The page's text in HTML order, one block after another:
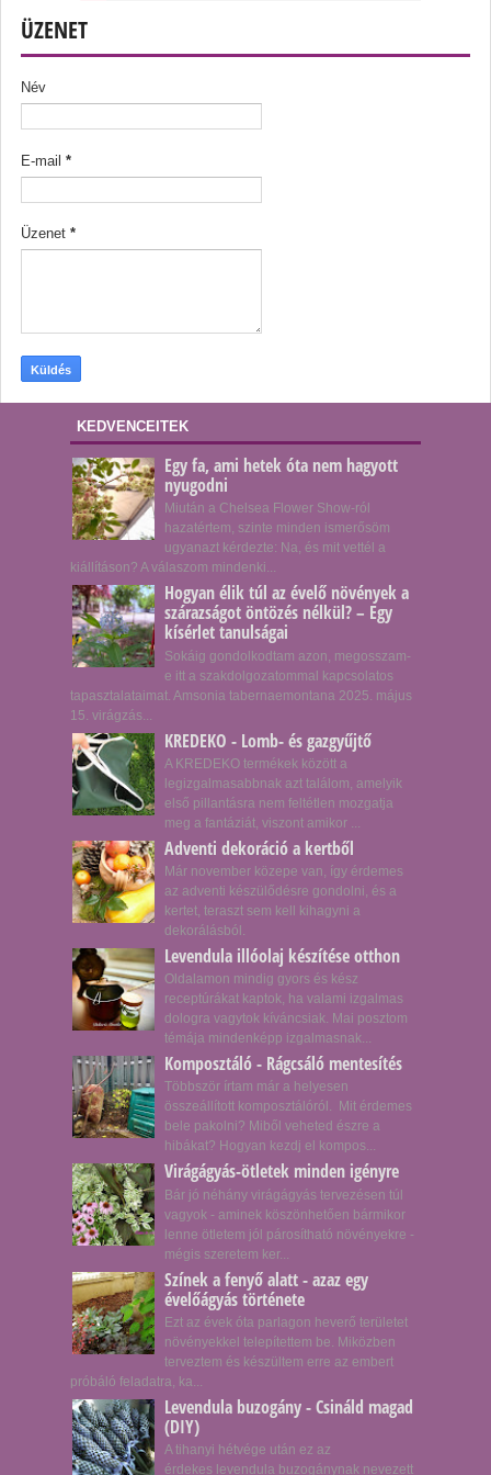
ÜZENET
Név
E-mail *
Üzenet *
KEDVENCEITEK
Egy fa, ami hetek óta nem hagyott
nyugodni
Miután a Chelsea Flower Show-ról
hazatértem, szinte minden ismerősöm
ugyanazt kérdezte: Na, és mit vettél a
kiállításon? A válaszom mindenki...
Hogyan élik túl az évelő növények a
szárazságot öntözés nélkül? – Egy
kísérlet tanulságai
Sokáig gondolkodtam azon, megosszam-
e itt a szakdolgozatommal kapcsolatos
tapasztalataimat. Amsonia tabernaemontana 2025. május
15. virágzás...
KREDEKO - Lomb- és gazgyűjtő
A KREDEKO termékek között a
legizgalmasabbnak azt találom, amelyik
első pillantásra nem feltétlen mozgatja
meg a fantáziát, viszont amikor ...
Adventi dekoráció a kertből
Már november közepe van, így érdemes
az adventi készülődésre gondolni, és a
kertet, teraszt sem kell kihagyni a
dekorálásból.
Levendula illóolaj készítése otthon
Oldalamon mindig gyors és kész
receptúrákat kaptok, ha valami izgalmas
dologra vagytok kíváncsiak. Mai posztom
témája mindenképp izgalmasnak...
Komposztáló - Rágcsáló mentesítés
Többször írtam már a helyesen
összeállított komposztálóról. Mit érdemes
bele pakolni? Miből veheted észre a
hibákat? Hogyan kezdj el kompos...
Virágágyás-ötletek minden igényre
Bár jó néhány virágágyás tervezésen túl
vagyok - aminek köszönhetően bármikor
lenne ötletem jól párosítható növényekre -
mégis szeretem ker...
Színek a fenyő alatt - azaz egy
évelőágyás története
Ezt az évek óta parlagon heverő területet
növényekkel telepítettem be. Miközben
terveztem és készültem erre az embert
próbáló feladatra, ka...
Levendula buzogány - Csináld magad
(DIY)
A tihanyi hétvége után ez az
érdekes levendula buzogánynak nevezett